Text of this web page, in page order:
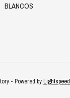
BLANCOS
- Powered byLightspeed